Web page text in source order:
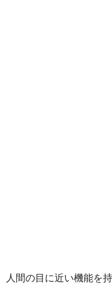
人間の目に近い機能を